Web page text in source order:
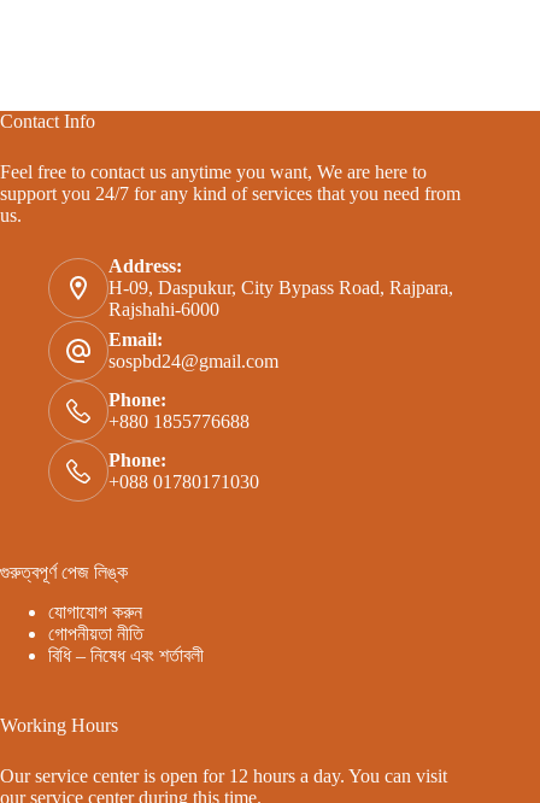
Contact Info
Feel free to contact us anytime you want, We are here to
support you 24/7 for any kind of services that you need from
us.
Address:
H-09, Daspukur, City Bypass Road, Rajpara,
Rajshahi-6000
Email:
sospbd24@gmail.com
Phone:
+880 1855776688
Phone:
+088 01780171030
গুরুত্বপূর্ণ পেজ লিঙ্ক
যোগাযোগ করুন
গোপনীয়তা নীতি
বিধি – নিষেধ এবং শর্তাবলী
Working Hours
Our service center is open for 12 hours a day. You can visit
our service center during this time.